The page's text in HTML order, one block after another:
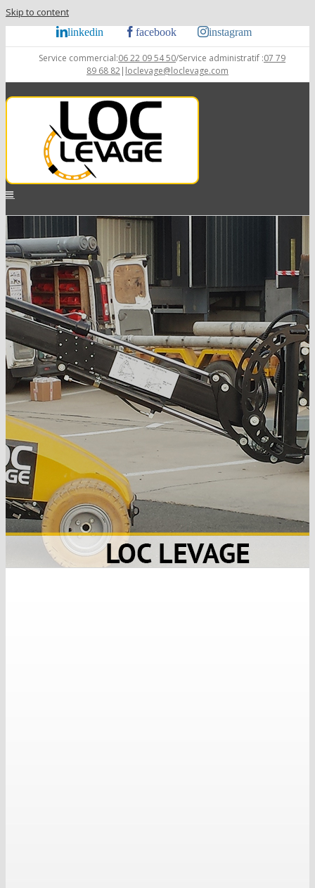
Skip to content
linkedin facebook instagram
Service commercial:06 22 09 54 50/Service administratif :07 79
89 68 82| loclevage@loclevage.com